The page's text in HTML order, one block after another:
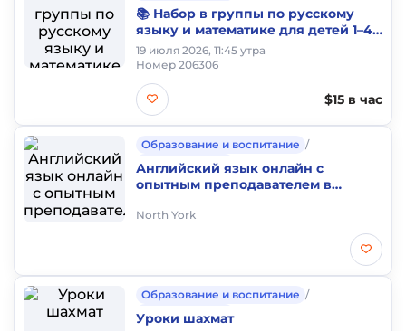
Частные уроки
📚 Набор в группы по русскому
языку и математике для детей 1–4
классов!
19 июля 2026, 11:45 утра
Номер 206306
$15 в час
Образование и воспитание /
Частные уроки
Английский язык онлайн с
опытным преподавателем в
North York
Образование и воспитание /
Частные уроки
Уроки шахмат